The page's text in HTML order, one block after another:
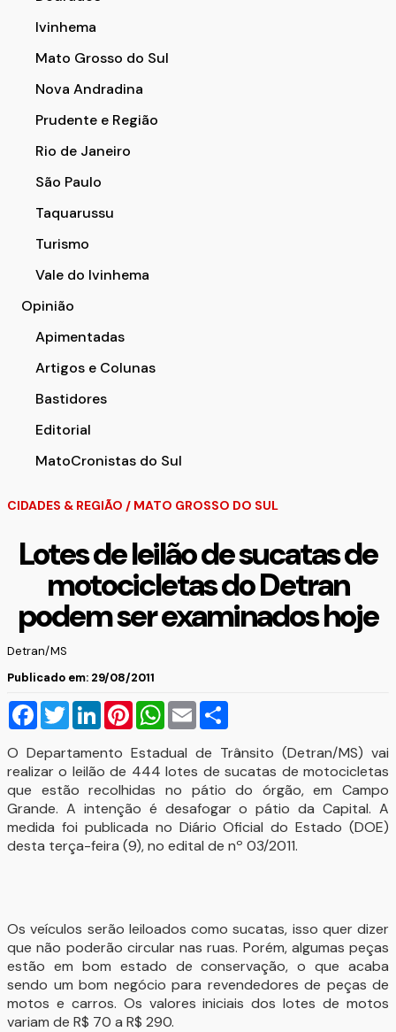
Ivinhema
Mato Grosso do Sul
Nova Andradina
Prudente e Região
Rio de Janeiro
São Paulo
Taquarussu
Turismo
Vale do Ivinhema
Opinião
Apimentadas
Artigos e Colunas
Bastidores
Editorial
MatoCronistas do Sul
CIDADES & REGIÃO / MATO GROSSO DO SUL
Lotes de leilão de sucatas de
motocicletas do Detran
podem ser examinados hoje
Detran/MS
Publicado em: 29/08/2011
Facebook
TwitterLinkedInPinterestWhatsApp
Email
O Departamento Estadual de Trânsito (Detran/MS) vai
realizar o leilão de 444 lotes de sucatas de motocicletas
que estão recolhidas no pátio do órgão, em Campo
Grande. A intenção é desafogar o pátio da Capital. A
medida foi publicada no Diário Oficial do Estado (DOE)
desta terça-feira (9), no edital de nº 03/2011.
Os veículos serão leiloados como sucatas, isso quer dizer
que não poderão circular nas ruas. Porém, algumas peças
estão em bom estado de conservação, o que acaba
sendo um bom negócio para revendedores de peças de
motos e carros. Os valores iniciais dos lotes de motos
variam de R$ 70 a R$ 290.